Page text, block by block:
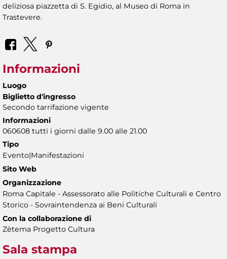
deliziosa piazzetta di S. Egidio, al Museo di Roma in
Trastevere.
Informazioni
Luogo
Biglietto d'ingresso
Secondo tarrifazione vigente
Informazioni
060608 tutti i giorni dalle 9.00 alle 21.00
Tipo
Evento|Manifestazioni
Sito Web
Organizzazione
Roma Capitale - Assessorato alle Politiche Culturali e Centro
Storico - Sovraintendenza ai Beni Culturali
Con la collaborazione di
Zètema Progetto Cultura
Sala stampa